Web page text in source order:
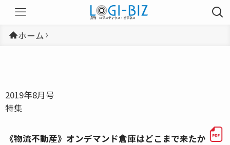
ホーム
2019年8月号
特集
《物流不動産》オンデマンド倉庫はどこまで来たか